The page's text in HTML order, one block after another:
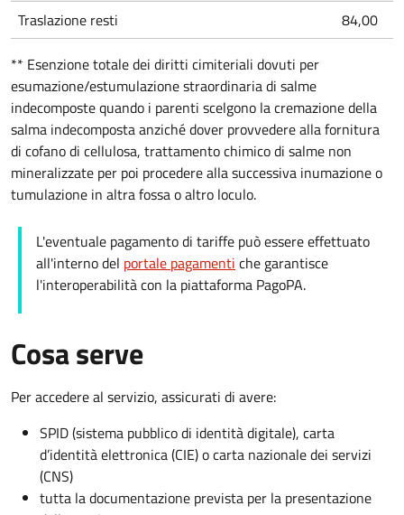
Traslazione resti
84,00
** Esenzione totale dei diritti cimiteriali dovuti per
esumazione/estumulazione straordinaria di salme
indecomposte quando i parenti scelgono la cremazione della
salma indecomposta anziché dover provvedere alla fornitura
di cofano di cellulosa, trattamento chimico di salme non
mineralizzate per poi procedere alla successiva inumazione o
tumulazione in altra fossa o altro loculo.
L'eventuale pagamento di tariffe può essere effettuato
all'interno del portale pagamenti che garantisce
l'interoperabilità con la piattaforma PagoPA.
Cosa serve
Per accedere al servizio, assicurati di avere:
SPID (sistema pubblico di identità digitale), carta
d’identità elettronica (CIE) o carta nazionale dei servizi
(CNS)
tutta la documentazione prevista per la presentazione